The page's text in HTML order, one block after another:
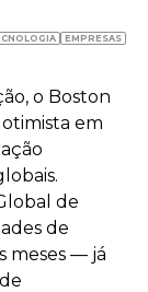
EMPRESAS
o Boston
em
de
de
meses — já